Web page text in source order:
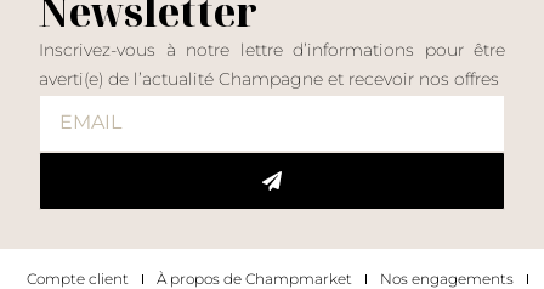
Newsletter
Inscrivez-vous à notre lettre d’informations pour être
averti(e) de l’actualité Champagne et recevoir nos offres
Compte client À propos de Champmarket
Nos engagements